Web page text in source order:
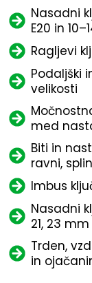
Nasadni
E20 in
Ragljevi
Podaljški
velikosti
med
Biti in
ravni,
Imbus
Nasadni
21, 23 mm
Trden,
in